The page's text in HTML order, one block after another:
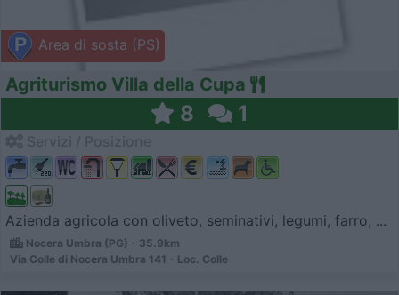
Area di sosta (PS)
Agriturismo Villa della Cupa
8 1
Azienda agricola con oliveto, seminativi, legumi, farro, ...
Nocera Umbra (PG) - 35.9km
Via Colle di Nocera Umbra 141 - Loc. Colle